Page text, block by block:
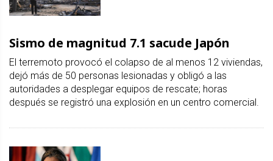
Sismo de magnitud 7.1 sacude Japón
El terremoto provocó el colapso de al menos 12 viviendas,
dejó más de 50 personas lesionadas y obligó a las
autoridades a desplegar equipos de rescate; horas
después se registró una explosión en un centro comercial.